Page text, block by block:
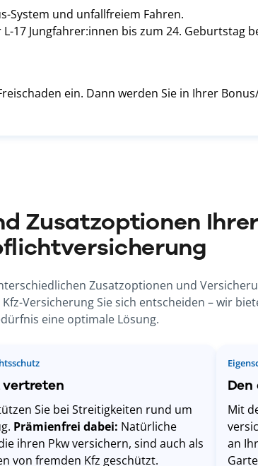
System und unfallfreiem Fahren.
17 Jungfahrer:innen bis zum 24. Geburtstag
ein. Dann werden Sie in Ihrer
Zusatzoptionen
Zusatzoptionen und
Versicherung Sie sich entscheiden – wir
eine optimale Lösung.
vertreten
Sie bei Streitigkeiten rund um
Prämienfrei dabei: Natürliche
ihren Pkw versichern, sind auch als
von fremden Kfz geschützt.
Mit
an